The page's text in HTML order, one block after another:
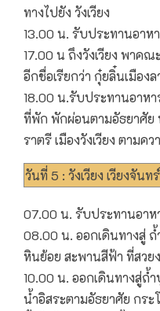
ทางไปยัง วังเวียง
13.00 น. รับประทานอาหา
17.00 น ถึงวังเวียง พาคณ
อีกชื่อเรียกว่า กุ๋ยลิ๋นเมืองล
18.00 น.รับประทานอาหา
ที่พัก พักผ่อนตามอัธยาศัย
ราตรี เมืองวังเวียง ตามค
วันที่ 5 : วังเวียง เวียงจันทร์
07.00 น. รับประทานอาห
08.00 น. ออกเดินทางสู่
หินย้อย สะพานสีฟ้า ที่สวย
10.00 น. ออกเดินทางสู่ถ้
น้ำอิสระตามอัธยาศัย กร